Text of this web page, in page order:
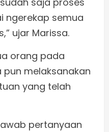
ngerekap semua
ujar Marissa.
orang pada
melaksanakan
yang telah
pertanyaan